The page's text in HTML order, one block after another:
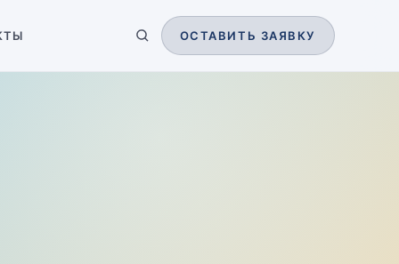
ОСТАВИТЬ ЗАЯВКУ